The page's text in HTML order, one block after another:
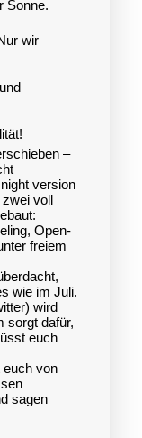
Sonne.
wir
–
version
zwei voll
Open-
freiem
wie im Juli.
wird
sorgt dafür,
euch
euch von
sagen